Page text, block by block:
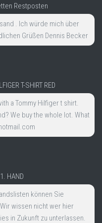
Restposten
. Ich würde mich über
Grüßen Dennis Becker
T-SHIRT RED
a Tommy Hilfiger t shirt.
We buy the whole lot. What
HAND
können Sie
wissen nicht wer hier
in Zukunft zu unterlassen.